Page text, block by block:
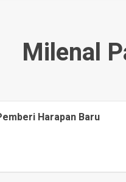
Milenal
Harapan Baru